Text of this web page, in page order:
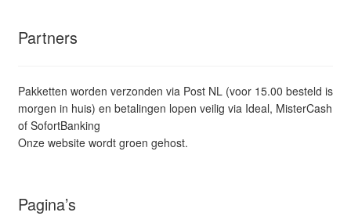
Partners
Pakketten worden verzonden via Post NL (voor 15.00 besteld is
morgen in huis) en betalingen lopen veilig via Ideal, MisterCash
of SofortBanking
Onze website wordt groen gehost.
Pagina’s